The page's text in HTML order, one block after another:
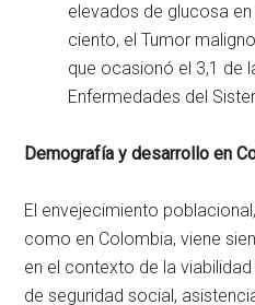
elevados de glucosa
ciento, el Tumor
que ocasionó el 3,1 de
Enfermedades del
Demografía y desarrollo en
El envejecimiento
como en Colombia, viene
en el contexto de la
de seguridad social,